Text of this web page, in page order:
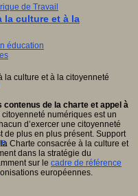
de Travail
éducation
la culture et à la
de la charte et appel à
citoyenneté numériques est un
d’exercer une citoyenneté
de plus en plus présent. Support
Charte consacrée à la culture et
dans la stratégie du
sur le cadre de référence
européennes.